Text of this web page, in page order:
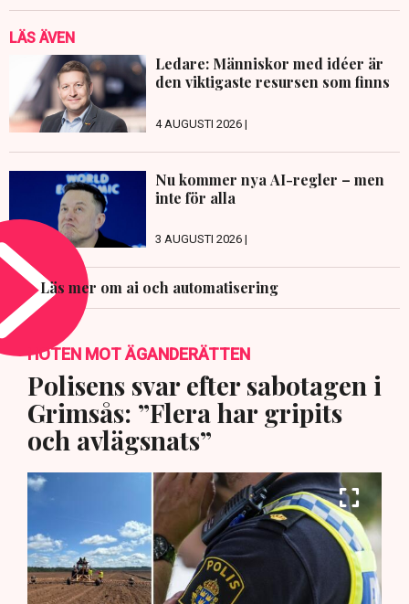
LÄS ÄVEN
Ledare: Människor med idéer är
den viktigaste resursen som finns
4 AUGUSTI 2026 |
Nu kommer nya AI-regler – men
inte för alla
3 AUGUSTI 2026 |
Läs mer om ai och automatisering
HOTEN MOT ÄGANDERÄTTEN
Polisens svar efter sabotagen i
Grimsås: ”Flera har gripits
och avlägsnats”